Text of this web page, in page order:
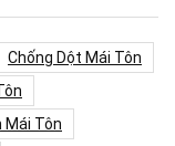
Chống Dột Mái Tôn
Mái Tôn